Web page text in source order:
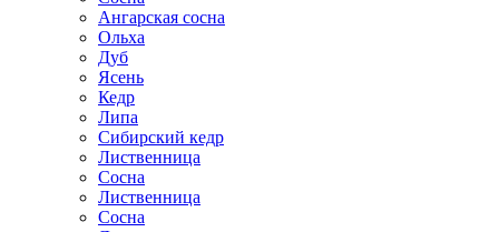
Ангарская сосна
Ольха
Дуб
Ясень
Кедр
Липа
Сибирский кедр
Лиственница
Сосна
Лиственница
Сосна